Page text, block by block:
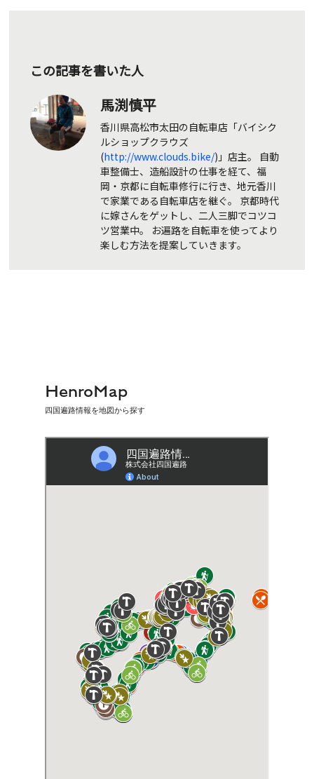
この記事を書いた人
馬渕慎平
香川県高松市太田の自転車店「バイシク
ルショップクラウズ
(http://www.clouds.bike/)」店主。 自動
車整備士、造船設計の仕事を経て、福
岡・京都に自転車修行に行き、地元香川
で家業である自転車店を継ぐ。 京都時代
に嫁さんをゲットし、二人三脚でコツコ
ツ営業中。 お遍路を自転車を使ってより
楽しむ方法を提案していきます。
HenroMap
四国遍路情報を地図から探す